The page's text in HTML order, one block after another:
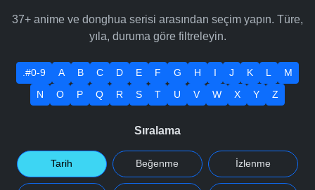
37+ anime ve donghua serisi arasından seçim yapın. Türe,
yıla, duruma göre filtreleyin.
.#0-9 A B C D E F G H I J K L
M
N
O P Q R S T U V W X Y Z
Sıralama
Tarih Beğenme İzlenme